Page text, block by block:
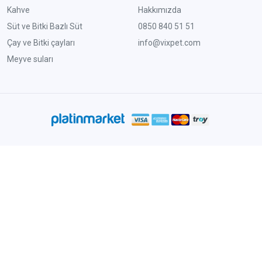
Kahve
Süt ve Bitki Bazlı Süt
Çay ve Bitki çayları
Meyve suları
Hakkımızda
0850 840 51 51
info@vixpet.com